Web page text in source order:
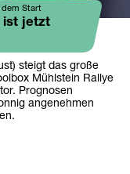
dem Start
ist jetzt
steigt das große
Mühlstein Rallye
Prognosen
angenehmen